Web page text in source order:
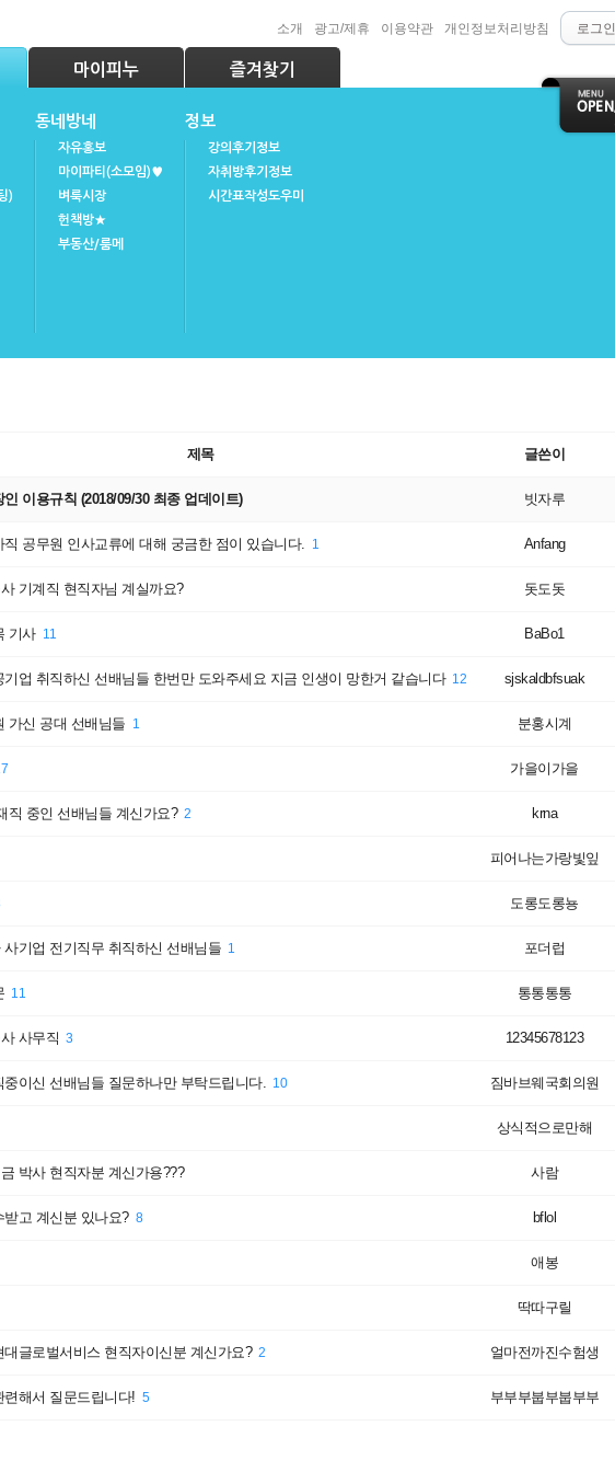
로그인
소개 광고/제휴 이용약관 개인정보처리방침
마이피누 즐겨찾기
)
동네방네
자유홍보
마이파티(소모임)♥
벼룩시장
헌책방★
부동산/룸메
정보
강의후기정보
자취방후기정보
시간표작성도우미
원강좌 등)
시설이용
e-Book
제목 글쓴이
인 이용규칙 (2018/09/30 최종 업데이트) 빗자루
직 공무원 인사교류에 대해 궁금한 점이 있습니다. 1 Anfang
기계직 현직자님 계실까요? 돗도돗
기사 11 BaBo1
기업 취직하신 선배님들 한번만 도와주세요 지금 인생이 망한거 같습니다 12 sjskaldbfsuak
가신 공대 선배님들 1 분홍시계
가을이가을
직 중인 선배님들 계신가요? 2 krna
피어나는가랑빛잎
도롱도롱뇽
사기업 전기직무 취직하신 선배님들 1 포더럽
11 통통통통
사무직 3 12345678123
중이신 선배님들 질문하나만 부탁드립니다. 10 짐바브웨국회의원
상식적으로만해
박사 현직자분 계신가용??? 사람
받고 계신분 있나요? 8 bflol
애봉
딱따구릴
대글로벌서비스 현직자이신분 계신가요? 2 얼마전까진수험생
련해서 질문드립니다! 5 부부부붑부붑부부